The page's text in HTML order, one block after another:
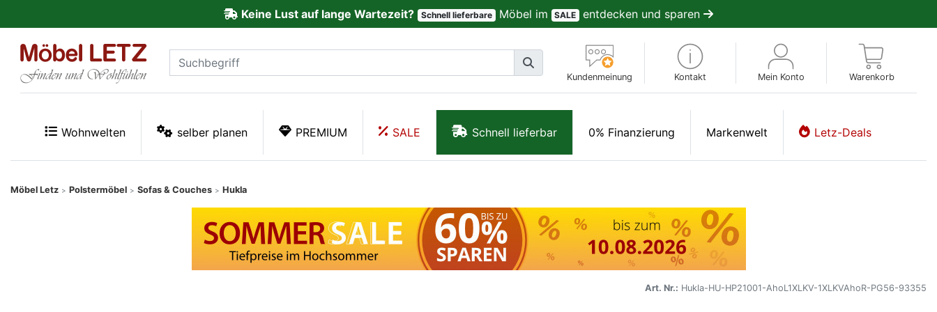
Keine Lust auf lange Wartezeit? Schnell lieferbare Möbel im SALE entdecken und sparen
Kundenmeinung Kontakt Mein Konto Warenkorb
Wohnwelten selber planen PREMIUM SALE Schnell lieferbar 0% Finanzierung Markenwelt Letz-Deals
Möbel Letz > Polstermöbel > Sofas & Couches > Hukla
Art. Nr.: Hukla-HU-HP21001-AhoL1XLKV-1XLKVAhoR-PG56-93355
Kundenmeinungen
PREMIUM
Schnell